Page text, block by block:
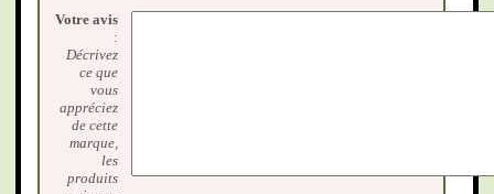
Votre avis
:
Décrivez
ce que
vous
appréciez
de cette
marque,
les
produits